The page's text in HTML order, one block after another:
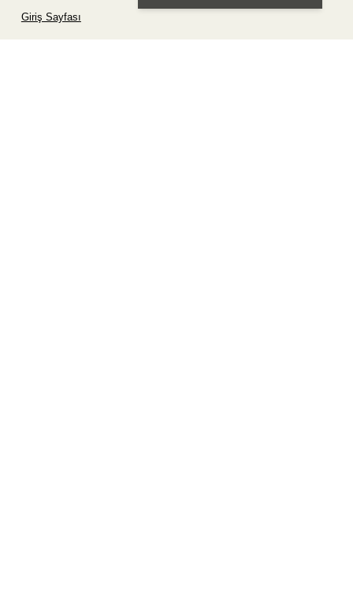
Giriş Sayfası